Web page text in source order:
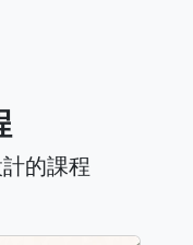
的課程